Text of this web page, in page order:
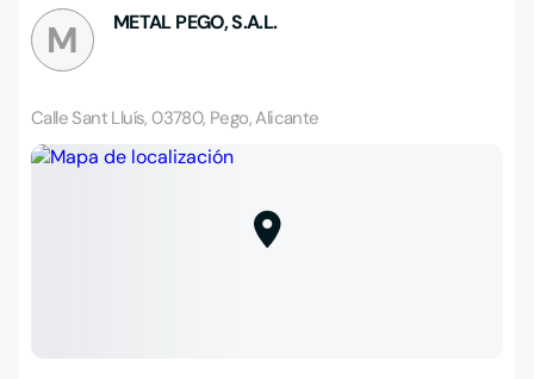
M METAL PEGO, S.A.L.
Calle Sant Lluís, 03780, Pego, Alicante